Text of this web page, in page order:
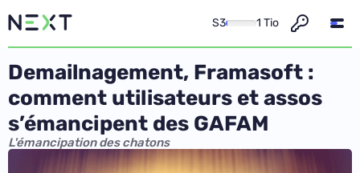
S3 1 Tio
Demailnagement, Framasoft :
comment utilisateurs et assos
s’émancipent des GAFAM
L'émancipation des chatons